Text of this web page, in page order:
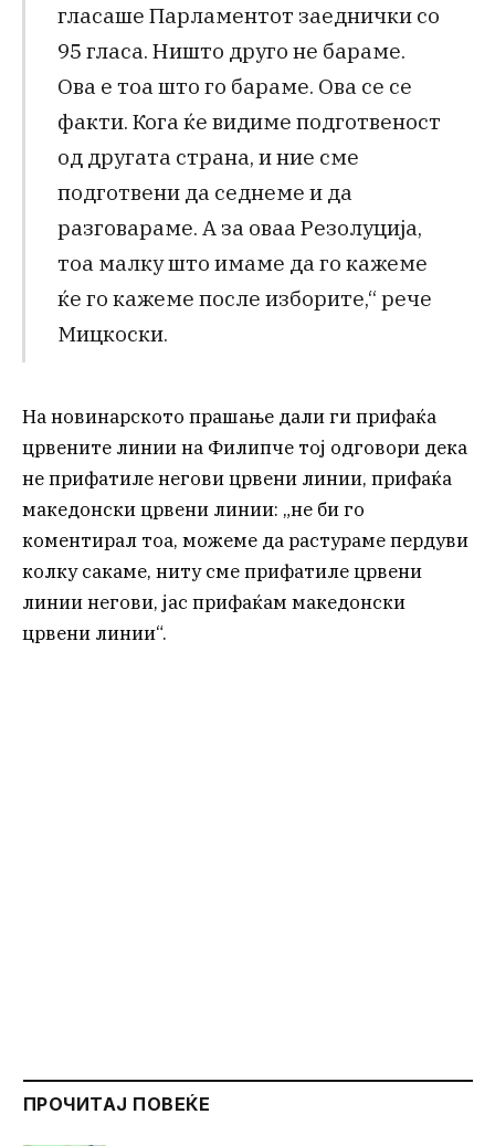
гласаше Парламентот заеднички со
95 гласа. Ништо друго не бараме.
Ова е тоа што го бараме. Ова се се
факти. Кога ќе видиме подготвеност
од другата страна, и ние сме
подготвени да седнеме и да
разговараме. А за оваа Резолуција,
тоа малку што имаме да го кажеме
ќе го кажеме после изборите,“ рече
Мицкоски.
На новинарското прашање дали ги прифаќа
црвените линии на Филипче тој одговори дека
не прифатиле негови црвени линии, прифаќа
македонски црвени линии: „не би го
коментирал тоа, можеме да растураме пердуви
колку сакаме, ниту сме прифатиле црвени
линии негови, јас прифаќам македонски
црвени линии“.
ПРОЧИТАЈ ПОВЕЌЕ